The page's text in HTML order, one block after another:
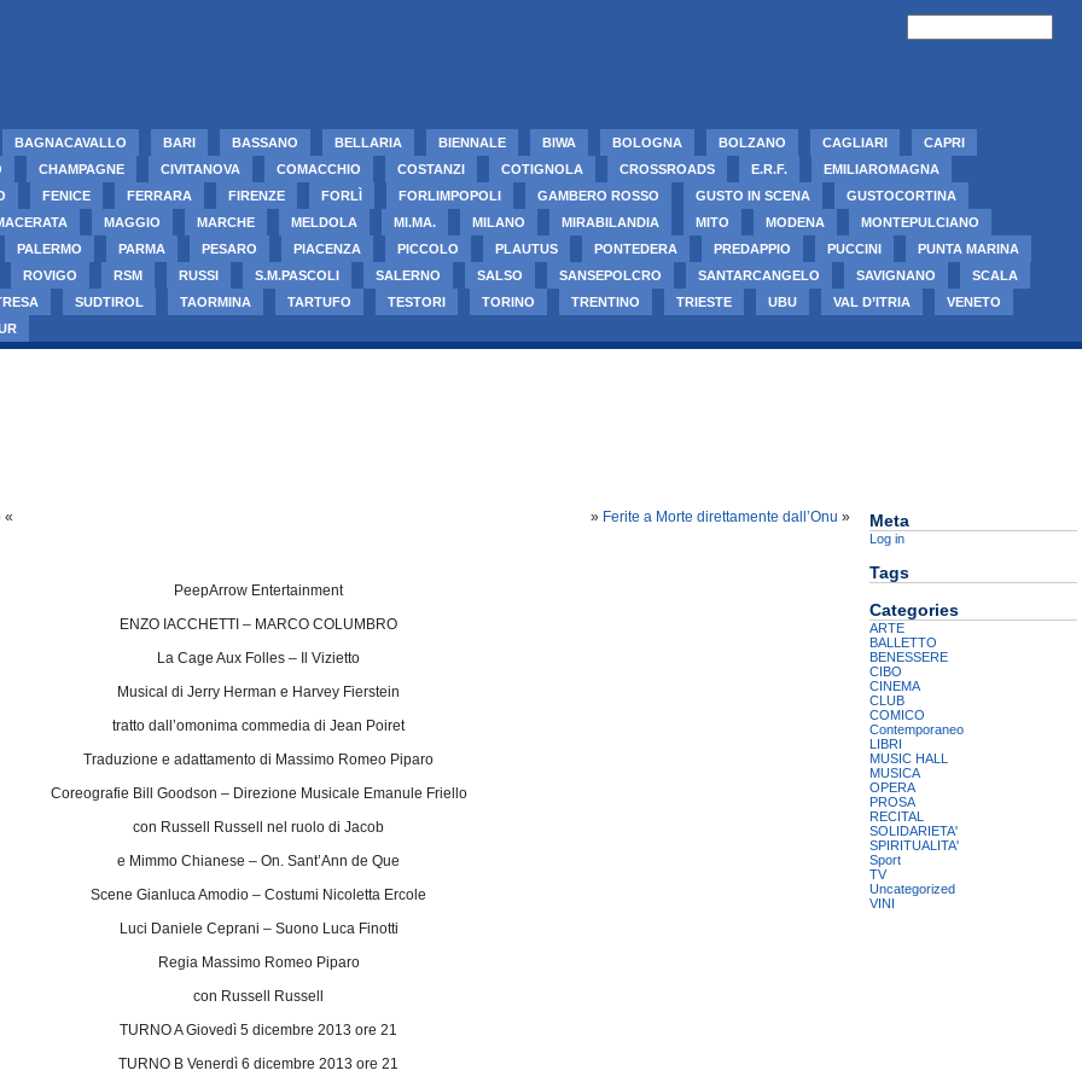
BAGNACAVALLO BARI BASSANO BELLARIA BIENNALE BIWA BOLOGNA BOLZANO CAGLIARI
CAPRI
CHAMPAGNE CIVITANOVA COMACCHIO COSTANZI COTIGNOLA CROSSROADS E.R.F.
EMILIAROMAGNA
FENICE FERRARA FIRENZE FORLÌ FORLIMPOPOLI GAMBERO ROSSO GUSTO IN SCENA
GUSTOCORTINA
MAGGIO MARCHE MELDOLA MI.MA. MILANO MIRABILANDIA MITO MODENA
MONTEPULCIANO
PALERMO PARMA PESARO PIACENZA PICCOLO PLAUTUS PONTEDERA PREDAPPIO PUCCINI
PUNTA MARINA
ROVIGO RSM RUSSI S.M.PASCOLI SALERNO SALSO SANSEPOLCRO SANTARCANGELO SAVIGNANO
SCALA
SUDTIROL TAORMINA TARTUFO TESTORI TORINO TRENTINO TRIESTE UBU VAL D’ITRIA
VENETO
« » Ferite a Morte direttamente dall’Onu »
PeepArrow Entertainment
ENZO IACCHETTI – MARCO COLUMBRO
La Cage Aux Folles – Il Vizietto
Musical di Jerry Herman e Harvey Fierstein
tratto dall’omonima commedia di Jean Poiret
Traduzione e adattamento di Massimo Romeo Piparo
Coreografie Bill Goodson – Direzione Musicale Emanule Friello
con Russell Russell nel ruolo di Jacob
e Mimmo Chianese – On. Sant’Ann de Que
Scene Gianluca Amodio – Costumi Nicoletta Ercole
Luci Daniele Ceprani – Suono Luca Finotti
Regia Massimo Romeo Piparo
con Russell Russell
TURNO A Giovedì 5 dicembre 2013 ore 21
TURNO B Venerdì 6 dicembre 2013 ore 21
Meta
Log in
Tags
Categories
ARTE
BALLETTO
BENESSERE
CIBO
CINEMA
CLUB
COMICO
Contemporaneo
LIBRI
MUSIC HALL
MUSICA
OPERA
PROSA
RECITAL
SOLIDARIETA'
SPIRITUALITA'
Sport
TV
Uncategorized
VINI